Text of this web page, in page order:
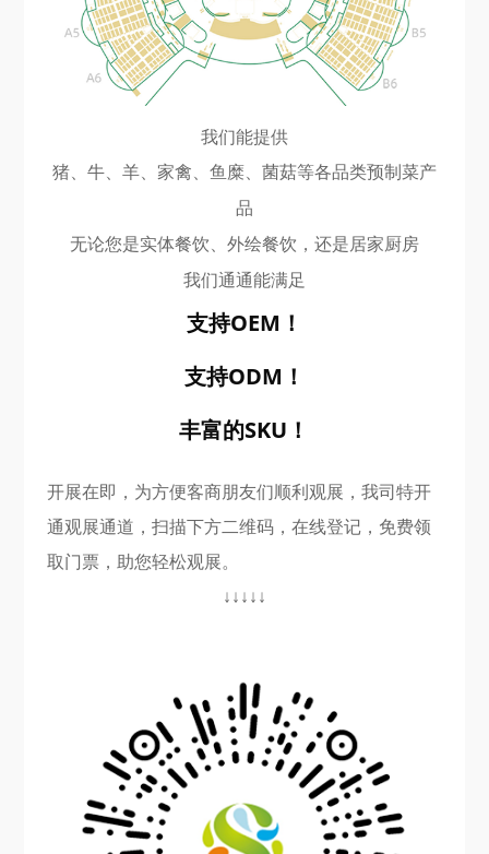
我们能提供
猪、牛、羊、家禽、鱼糜、菌菇等各品类预制菜产
品
无论您是实体餐饮、外绘餐饮，还是居家厨房
我们通通能满足
支持OEM！
支持ODM！
丰富的SKU！
开展在即，为方便客商朋友们顺利观展，我司特开
通观展通道，扫描下方二维码，在线登记，免费领
取门票，助您轻松观展。
↓↓↓↓↓